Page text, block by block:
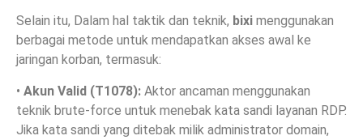
Selain itu, Dalam hal taktik dan teknik, bixi menggunakan
berbagai metode untuk mendapatkan akses awal ke
jaringan korban, termasuk:
• Akun Valid (T1078): Aktor ancaman menggunakan
teknik brute-force untuk menebak kata sandi layanan RDP.
Jika kata sandi yang ditebak milik administrator domain,